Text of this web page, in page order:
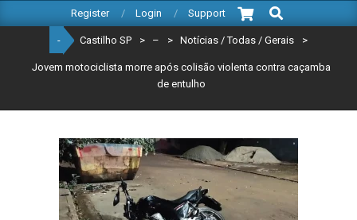
Navigation
Register Login Support
Search
- Castilho SP > – > Notícias / Todas / Gerais >
Jovem motociclista morre após colisão violenta contra caçamba
de entulho